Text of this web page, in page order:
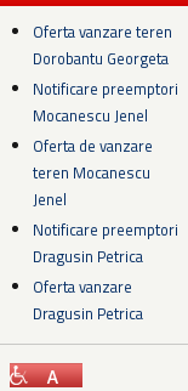
Oferta vanzare teren
Dorobantu Georgeta
Notificare preemptori
Mocanescu Jenel
Oferta de vanzare
teren Mocanescu
Jenel
Notificare preemptori
Dragusin Petrica
Oferta vanzare
Dragusin Petrica